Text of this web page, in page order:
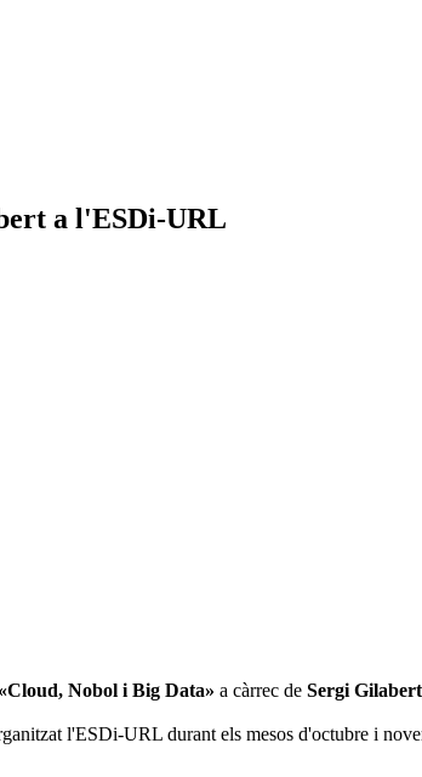
a l'ESDi-URL
«Cloud, Nobol i Big Data» a càrrec de Sergi
l'ESDi-URL durant els mesos d'octubre i